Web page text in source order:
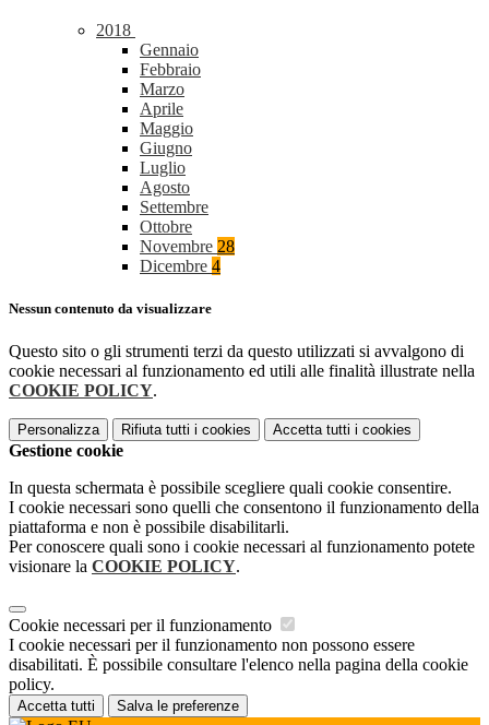
2018
Gennaio
Febbraio
Marzo
Aprile
Maggio
Giugno
Luglio
Agosto
Settembre
Ottobre
Novembre 28
Dicembre 4
Nessun contenuto da visualizzare
Questo sito o gli strumenti terzi da questo utilizzati si avvalgono di
cookie necessari al funzionamento ed utili alle finalità illustrate nella
COOKIE POLICY.
Personalizza Rifiuta tutti i cookies Accetta tutti i cookies
Gestione cookie
In questa schermata è possibile scegliere quali cookie consentire.
I cookie necessari sono quelli che consentono il funzionamento della
piattaforma e non è possibile disabilitarli.
Per conoscere quali sono i cookie necessari al funzionamento potete
visionare la COOKIE POLICY.
Cookie necessari per il funzionamento
I cookie necessari per il funzionamento non possono essere
disabilitati. È possibile consultare l'elenco nella pagina della cookie
policy.
Accetta tutti Salva le preferenze